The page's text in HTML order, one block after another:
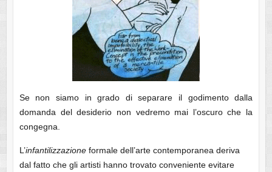
Se non siamo in grado di separare il godimento dalla
domanda del desiderio non vedremo mai l’oscuro che la
congegna.
L’infantilizzazioneformale dell’arte contemporanea deriva
dal fatto che gli artisti hanno trovato conveniente evitare